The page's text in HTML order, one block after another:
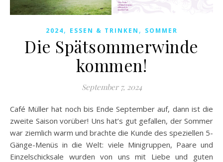
2024, ESSEN & TRINKEN , SOMMER
Die Spätsommerwinde
kommen!
September 7, 2024
Café Müller hat noch bis Ende September auf, dann ist die
zweite Saison vorüber! Uns hat’s gut gefallen, der Sommer
war ziemlich warm und brachte die Kunde des speziellen 5-
Gänge-Menüs in die Welt: viele Minigruppen, Paare und
Einzelschicksale wurden von uns mit Liebe und guten